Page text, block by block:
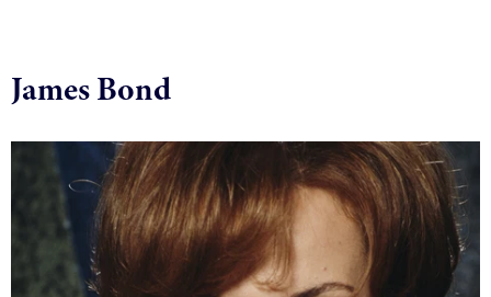
James Bond